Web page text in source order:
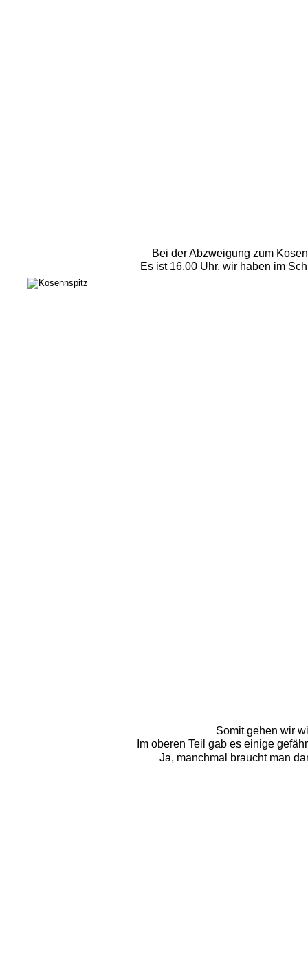
Bei der Abzweigung zum
Es ist 16.00 Uhr, wir haben im
Somit gehen wir
Im oberen Teil gab es einige
Ja, manchmal braucht man